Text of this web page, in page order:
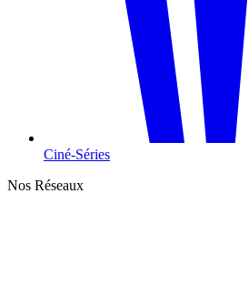
Ciné-Séries
Nos Réseaux